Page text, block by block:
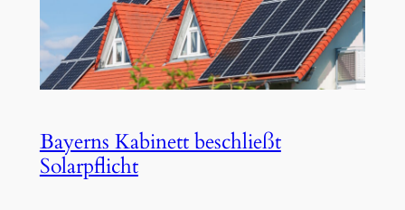
Bayerns Kabinett beschließt
Solarpflicht